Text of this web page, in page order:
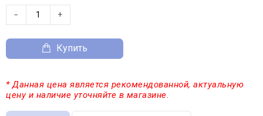
− +
Купить
* Данная цена является рекомендованной, актуальную
цену и наличие уточняйте в магазине.